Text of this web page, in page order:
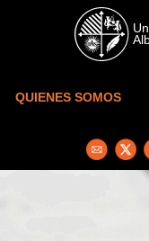
Skip to main content
QUIENES SOMOS